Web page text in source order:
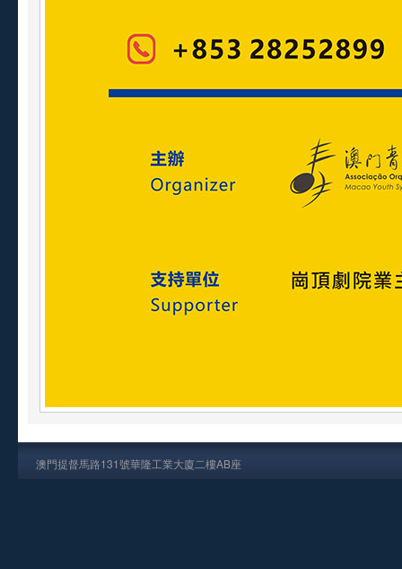
澳門提督馬路131號華隆工業大廈二樓AB座